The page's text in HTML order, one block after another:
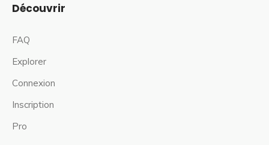
Découvrir
FAQ
Explorer
Connexion
Inscription
Pro